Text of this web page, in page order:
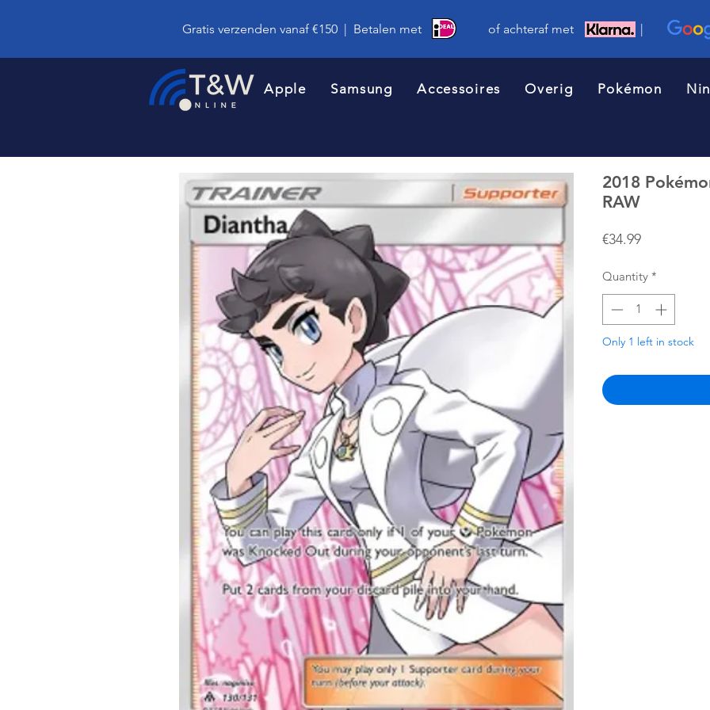
Gratis verzenden vanaf €150 | Betalen met of achteraf met |
Apple Samsung Accessoires Overig Pokémon
2018
RAW
€34.99Price
Quantity *
Only 1 left in stock